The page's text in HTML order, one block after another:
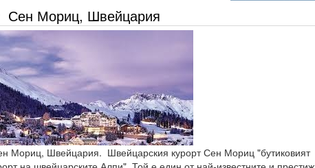
Сен Мориц, Швейцария
Мориц, Швейцария. Швейцарския курорт Сен Мориц "бутиковият